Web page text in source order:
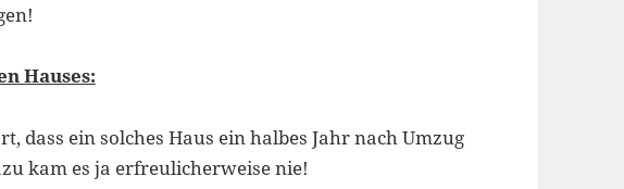
Hauses:
dass ein solches Haus ein halbes Jahr nach Umzug
kam es ja erfreulicherweise nie!